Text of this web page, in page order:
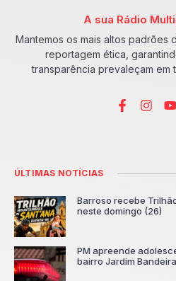
A sua Rádio
Mantemos os mais altos padrões
reportagem ética,
transparência prevaleçam em
ÚLTIMAS NOTÍCIAS
Barroso recebe
neste domingo (26)
PM apreende
bairro Jardim